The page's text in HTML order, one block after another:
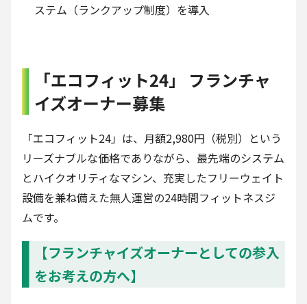
ステム（ランクアップ制度）を導入
「エコフィット24」 フランチャ
イズオーナー募集
「エコフィット24」は、月額2,980円（税別）という
リーズナブルな価格でありながら、最先端のシステム
とハイクオリティなマシン、充実したフリーウェイト
設備を兼ね備えた無人運営の24時間フィットネスジ
ムです。
【フランチャイズオーナーとしての参入
をお考えの方へ】